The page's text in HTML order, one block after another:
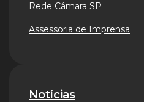
Rede Câmara SP
Assessoria de Imprensa
Notícias